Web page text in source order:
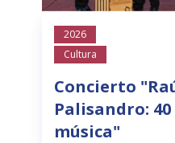
2026
Cultura
Concierto
Palisandro:
música"